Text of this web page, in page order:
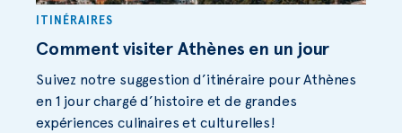
ITINÉRAIRES
Comment visiter Athènes en un jour
Suivez notre suggestion d’itinéraire pour Athènes
en 1 jour chargé d’histoire et de grandes
expériences culinaires et culturelles!